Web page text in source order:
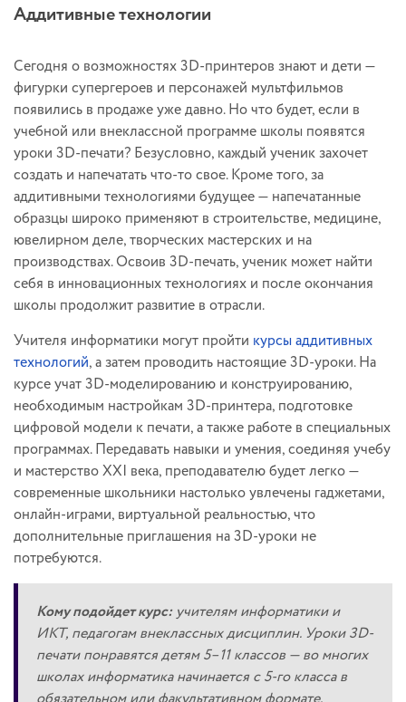
Аддитивные технологии
Сегодня о возможностях 3D-принтеров знают и дети —
фигурки супергероев и персонажей мультфильмов
появились в продаже уже давно. Но что будет, если в
учебной или внеклассной программе школы появятся
уроки 3D-печати? Безусловно, каждый ученик захочет
создать и напечатать что-то свое. Кроме того, за
аддитивными технологиями будущее — напечатанные
образцы широко применяют в строительстве, медицине,
ювелирном деле, творческих мастерских и на
производствах. Освоив 3D-печать, ученик может найти
себя в инновационных технологиях и после окончания
школы продолжит развитие в отрасли.
Учителя информатики могут пройти курсы аддитивных
технологий, а затем проводить настоящие 3D-уроки. На
курсе учат 3D-моделированию и конструированию,
необходимым настройкам 3D-принтера, подготовке
цифровой модели к печати, а также работе в специальных
программах. Передавать навыки и умения, соединяя учебу
и мастерство XXI века, преподавателю будет легко —
современные школьники настолько увлечены гаджетами,
онлайн-играми, виртуальной реальностью, что
дополнительные приглашения на 3D-уроки не
потребуются.
Кому подойдет курс:учителям информатики и
ИКТ, педагогам внеклассных дисциплин. Уроки 3D-
печати понравятся детям 5–11 классов — во многих
школах информатика начинается с 5-го класса в